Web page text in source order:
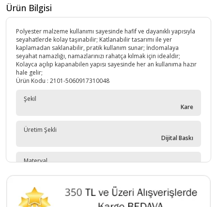
Ürün Bilgisi
Polyester malzeme kullanımı sayesinde hafif ve dayanıklı yapısıyla
seyahatlerde kolay taşınabilir; Katlanabilir tasarımı ile yer
kaplamadan saklanabilir, pratik kullanım sunar; İndomalaya
seyahat namazlığı, namazlarınızı rahatça kılmak için idealdir;
Kolayca açılıp kapanabilen yapısı sayesinde her an kullanıma hazır
hale gelir;
Ürün Kodu : 2101-5060917310048
Şekil
Kare
Üretim Şekli
Dijital Baskı
Materyal
Beden
60 x 120